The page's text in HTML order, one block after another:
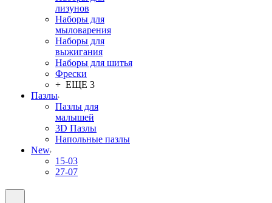
лизунов
Наборы для
мыловарения
Наборы для
выжигания
Наборы для шитья
Фрески
+ ЕЩЕ 3
Пазлы
Пазлы для
малышей
3D Пазлы
Напольные пазлы
New
15-03
27-07